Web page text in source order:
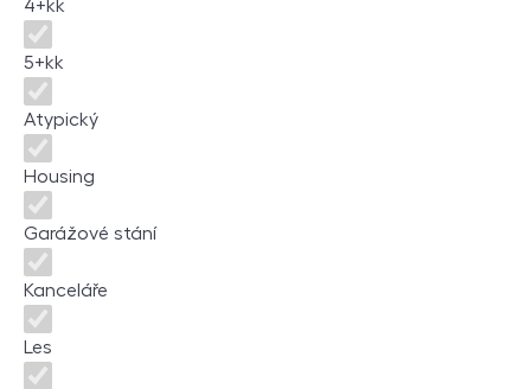
4+kk
5+kk
Atypický
Housing
Garážové stání
Kanceláře
Les